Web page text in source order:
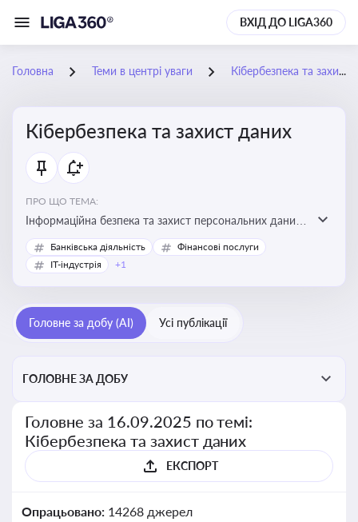
ВХІД ДО LIGA360
Головна Теми в центрі уваги Кібербезпека та захист даних
Кібербезпека та захист даних
ПРО ЩО ТЕМА:
Інформаційна безпека та захист персональних даних
на підприємстві
Банківська діяльність
Фінансові послуги
IT-індустрія
+1
Головне за добу (AI) Усі публікації
ГОЛОВНЕ ЗА ДОБУ
Головне за 16.09.2025 по темі:
Кібербезпека та захист даних
ЕКСПОРТ
Опрацьовано: 14268 джерел